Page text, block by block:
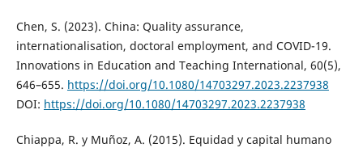
Chen, S. (2023). China: Quality assurance,
internationalisation, doctoral employment, and COVID-19.
Innovations in Education and Teaching International, 60(5),
646–655. https://doi.org/10.1080/14703297.2023.2237938
DOI: https://doi.org/10.1080/14703297.2023.2237938
Chiappa, R. y Muñoz, A. (2015). Equidad y capital humano